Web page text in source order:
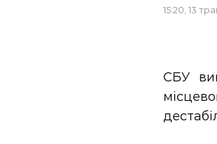
15:20, 13
СБУ